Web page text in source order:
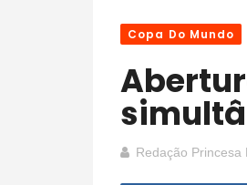
Copa Do Mundo
Abertura da Copa 2026 terá eventos
Redação Princesa